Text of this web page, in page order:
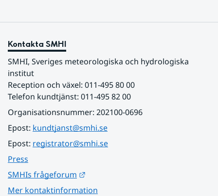
Kontakta SMHI
SMHI, Sveriges meteorologiska och hydrologiska
institut
Reception och växel: 011-495 80 00
Telefon kundtjänst: 011-495 82 00
Organisationsnummer: 202100-0696
Epost: kundtjanst@smhi.se
Epost: registrator@smhi.se
Press
SMHIs frågeforum
Mer kontaktinformation